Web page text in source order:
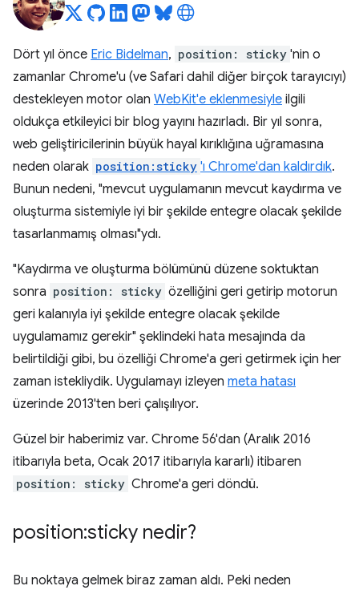
Dört yıl önce Eric Bidelman, position: sticky 'nin o
zamanlar Chrome'u (ve Safari dahil diğer birçok tarayıcıyı)
destekleyen motor olan WebKit'e eklenmesiyle ilgili
oldukça etkileyici bir blog yayını hazırladı. Bir yıl sonra,
web geliştiricilerinin büyük hayal kırıklığına uğramasına
neden olarak position:sticky 'ı Chrome'dan kaldırdık.
Bunun nedeni, "mevcut uygulamanın mevcut kaydırma ve
oluşturma sistemiyle iyi bir şekilde entegre olacak şekilde
tasarlanmamış olması"ydı.
"Kaydırma ve oluşturma bölümünü düzene soktuktan
sonra position: sticky özelliğini geri getirip motorun
geri kalanıyla iyi şekilde entegre olacak şekilde
uygulamamız gerekir" şeklindeki hata mesajında da
belirtildiği gibi, bu özelliği Chrome'a geri getirmek için her
zaman istekliydik. Uygulamayı izleyen meta hatası
üzerinde 2013'ten beri çalışılıyor.
Güzel bir haberimiz var. Chrome 56'dan (Aralık 2016
itibarıyla beta, Ocak 2017 itibarıyla kararlı) itibaren
position: sticky Chrome'a geri döndü.
position:sticky nedir?
Bu noktaya gelmek biraz zaman aldı. Peki neden